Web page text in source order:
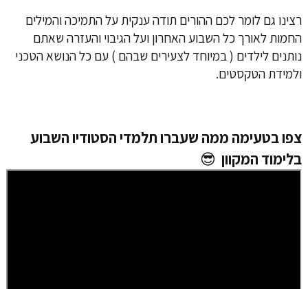
רצינו גם לומר לכם ההורים תודה ענקית על התמיכה והמילים
החמות לאורך כל השבוע האחרון ועל הגיבוי והעזרה שאתם
נותנים לילדים ( במיוחד לצעירים שבהם ) עם כל הנושא הטכני
ולמידת הטקסטים.
צפו בטעימה ממה שעברו תלמדי הסטודיו השבוע
בלימוד המקוון 😎